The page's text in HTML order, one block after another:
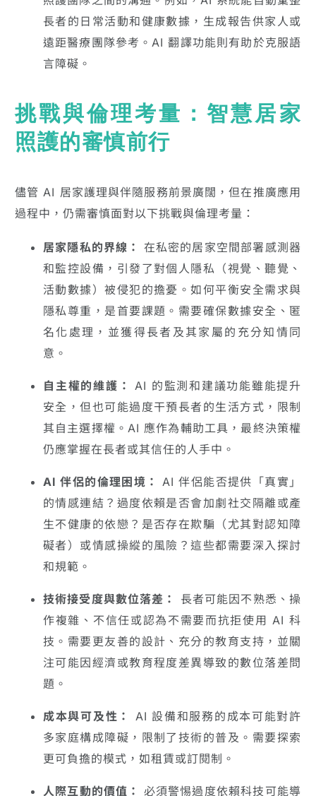
長者的日常活動和健康數據，生成報告供家人或
遠距醫療團隊參考。AI 翻譯功能則有助於克服語
言障礙。
挑戰與倫理考量：智慧居家
照護的審慎前行
儘管 AI 居家護理與伴隨服務前景廣闊，但在推廣應用
過程中，仍需審慎面對以下挑戰與倫理考量：
居家隱私的界線： 在私密的居家空間部署感測器
和監控設備，引發了對個人隱私（視覺、聽覺、
活動數據）被侵犯的擔憂。如何平衡安全需求與
隱私尊重，是首要課題。需要確保數據安全、匿
名化處理，並獲得長者及其家屬的充分知情同
意。
自主權的維護： AI 的監測和建議功能雖能提升
安全，但也可能過度干預長者的生活方式，限制
其自主選擇權。AI 應作為輔助工具，最終決策權
仍應掌握在長者或其信任的人手中。
AI 伴侶的倫理困境： AI 伴侶能否提供「真實」
的情感連結？過度依賴是否會加劇社交隔離或產
生不健康的依戀？是否存在欺騙（尤其對認知障
礙者）或情感操縱的風險？這些都需要深入探討
和規範。
技術接受度與數位落差：
長者可能因不熟悉、操
作複雜、不信任或認為不需要而抗拒使用 AI 科
技。需要更友善的設計、充分的教育支持，並關
注可能因經濟或教育程度差異導致的數位落差問
題。
成本與可及性：
AI 設備和服務的成本可能對許
多家庭構成障礙，限制了技術的普及。需要探索
更可負擔的模式，如租賃或訂閱制。
人際互動的價值： 必須警惕過度依賴科技可能導